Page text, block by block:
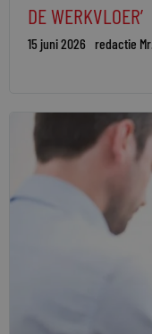
DE WERKVLOER’
15 juni 2026 redactie Mr.